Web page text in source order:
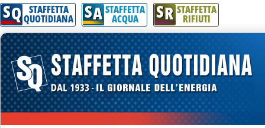
Attenzione! Esegui l'accesso per lèggere interamente la notizia.
SQ STAFFETTA
QUOTIDIANA SA STAFFETTA
ACQUA SR STAFFETTA
RIFIUTI